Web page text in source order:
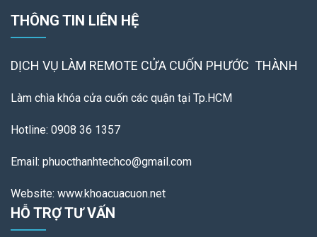
THÔNG TIN LIÊN HỆ
DỊCH VỤ LÀM REMOTE CỬA CUỐN PHƯỚC THÀNH
Làm chìa khóa cửa cuốn các quận tại Tp.HCM
Hotline: 0908 36 1357
Email: phuocthanhtechco@gmail.com
Website: www.khoacuacuon.net
HỖ TRỢ TƯ VẤN